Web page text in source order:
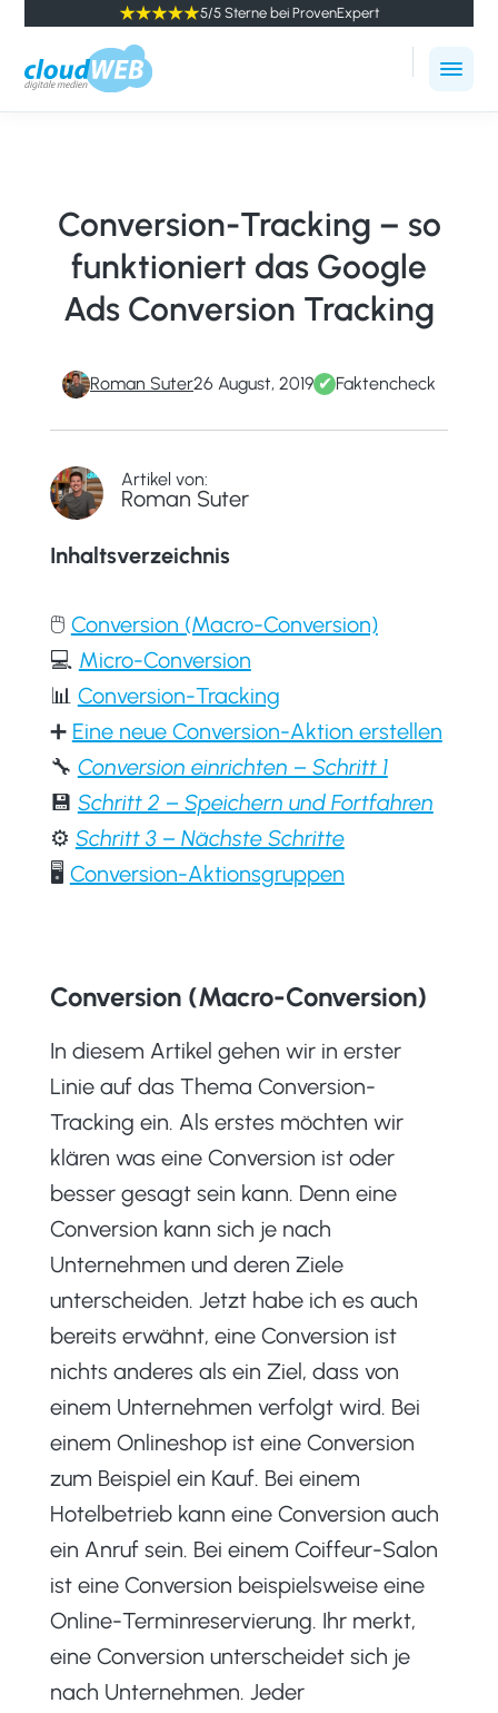
5/5 Sterne bei ProvenExpert
Conversion-Tracking – so
funktioniert das Google
Ads Conversion Tracking
Roman Suter26 August, 2019 ✔ Faktencheck
Artikel von:
Roman Suter
Inhaltsverzeichnis
🖱 Conversion (Macro-Conversion)
💻 Micro-Conversion
📊 Conversion-Tracking
➕ Eine neue Conversion-Aktion erstellen
🔧 Conversion einrichten – Schritt 1
💾 Schritt 2 – Speichern und Fortfahren
⚙️ Schritt 3 – Nächste Schritte
🖥 Conversion-Aktionsgruppen
Conversion (Macro-Conversion)
In diesem Artikel gehen wir in erster
Linie auf das Thema Conversion-
Tracking ein. Als erstes möchten wir
klären was eine Conversion ist oder
besser gesagt sein kann. Denn eine
Conversion kann sich je nach
Unternehmen und deren Ziele
unterscheiden. Jetzt habe ich es auch
bereits erwähnt, eine Conversion ist
nichts anderes als ein Ziel, dass von
einem Unternehmen verfolgt wird. Bei
einem Onlineshop ist eine Conversion
zum Beispiel ein Kauf. Bei einem
Hotelbetrieb kann eine Conversion auch
ein Anruf sein. Bei einem Coiffeur-Salon
ist eine Conversion beispielsweise eine
Online-Terminreservierung. Ihr merkt,
eine Conversion unterscheidet sich je
nach Unternehmen. Jeder